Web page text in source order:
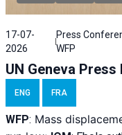
17-07-
2026
Press
WFP
UN Geneva
ENG FRA
WFP: Mass